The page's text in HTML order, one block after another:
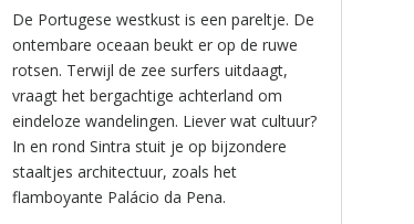
De Portugese westkust is een pareltje. De
ontembare oceaan beukt er op de ruwe
rotsen. Terwijl de zee surfers uitdaagt,
vraagt het bergachtige achterland om
eindeloze wandelingen. Liever wat cultuur?
In en rond Sintra stuit je op bijzondere
staaltjes architectuur, zoals het
flamboyante Palácio da Pena.